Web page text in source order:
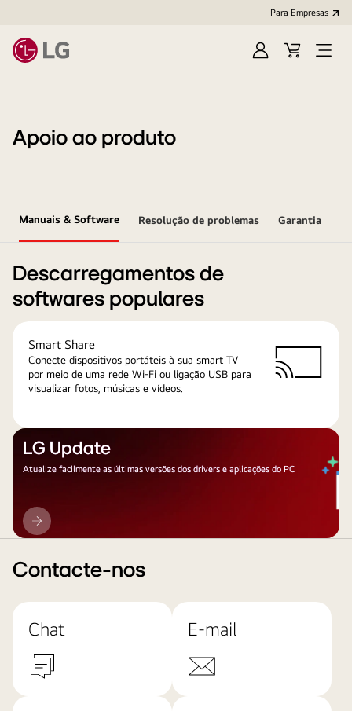
Para Empresas
IniciarCart
Open
Apoio ao produto
Manuais & Software Resolução de problemas Garantia
Descarregamentos de
softwares populares
Smart Share
Conecte dispositivos portáteis à sua smart TV
por meio de uma rede Wi-Fi ou ligação USB para
visualizar fotos, músicas e vídeos.
LG Update
Atualize facilmente as últimas versões dos drivers e aplicações do PC
LG
Update
Contacte-nos
Chat E-mail